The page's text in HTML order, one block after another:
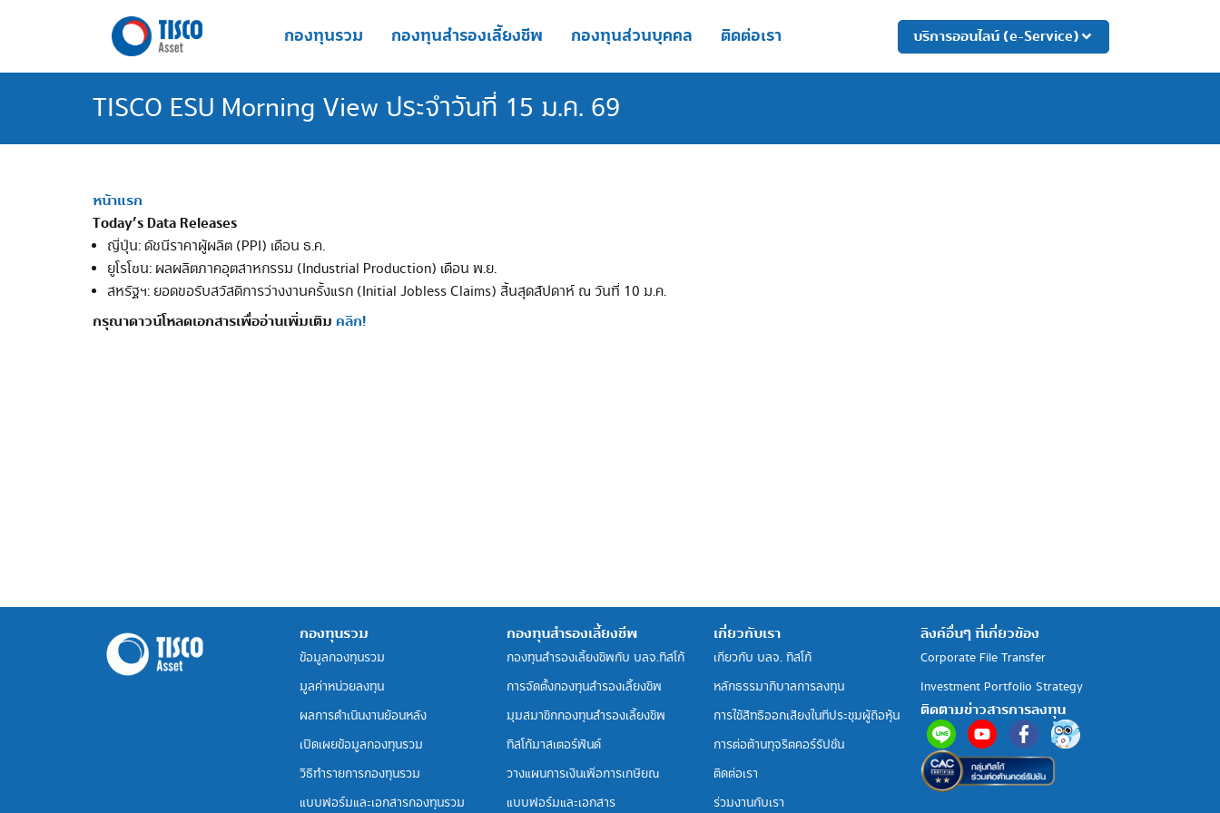
กองทุนรวม กองทุนสำรองเลี้ยงชีพ กองทุนส่วนบุคคล ติดต่อเรา บริการออนไลน์ (e-Service)
TISCO ESU Morning View ประจำวันที่ 15 ม.ค. 69
หน้าแรก
Today’s Data Releases
ญี่ปุ่น: ดัชนีราคาผู้ผลิต (PPI) เดือน ธ.ค.
ยูโรโซน: ผลผลิตภาคอุตสาหกรรม (Industrial Production) เดือน พ.ย.
สหรัฐฯ: ยอดขอรับสวัสดิการว่างงานครั้งแรก (Initial Jobless Claims) สิ้นสุดสัปดาห์ ณ วันที่ 10 ม.ค.
กรุณาดาวน์โหลดเอกสารเพื่ออ่านเพิ่มเติม คลิก!
กองทุนรวม
ข้อมูลกองทุนรวม
มูลค่าหน่วยลงทุน
ผลการดำเนินงานย้อนหลัง
เปิดเผยข้อมูลกองทุนรวม
วิธีทำรายการกองทุนรวม
แบบฟอร์มและเอกสารกองทุนรวม
กองทุนสำรองเลี้ยงชีพ
กองทุนสำรองเลี้ยงชีพกับ บลจ.ทิสโก้
การจัดตั้งกองทุนสำรองเลี้ยงชีพ
มุมสมาชิกกองทุนสำรองเลี้ยงชีพ
ทิสโก้มาสเตอร์ฟันด์
วางแผนการเงินเพื่อการเกษียณ
แบบฟอร์มและเอกสาร
เกี่ยวกับเรา
เกี่ยวกับ บลจ. ทิสโก้
หลักธรรมาภิบาลการลงทุน
การใช้สิทธิออกเสียงในที่ประชุมผู้ถือหุ้น
การต่อต้านทุจริตคอร์รัปชั่น
ติดต่อเรา
ร่วมงานกับเรา
ลิงค์อื่นๆ ที่เกี่ยวข้อง
Corporate File Transfer
Investment Portfolio Strategy
ติดตามข่าวสารการลงทุน